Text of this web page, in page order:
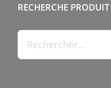
RECHERCHE PRODUIT